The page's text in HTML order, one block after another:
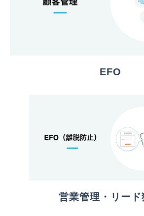
EFO
営業管理・リード